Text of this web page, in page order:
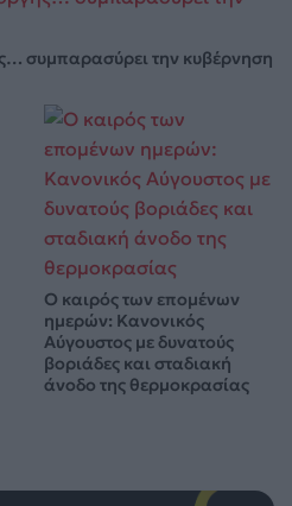
συμπαρασύρει την κυβέρνηση
Ο καιρός των επομένων
ημερών: Κανονικός
Αύγουστος με δυνατούς
βοριάδες και σταδιακή
άνοδο της θερμοκρασίας